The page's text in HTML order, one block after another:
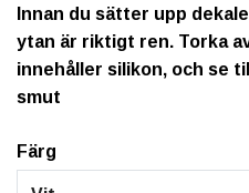
Innan du sätter upp
ytan är riktigt ren. Torka
innehåller silikon, och se
smut
Färg